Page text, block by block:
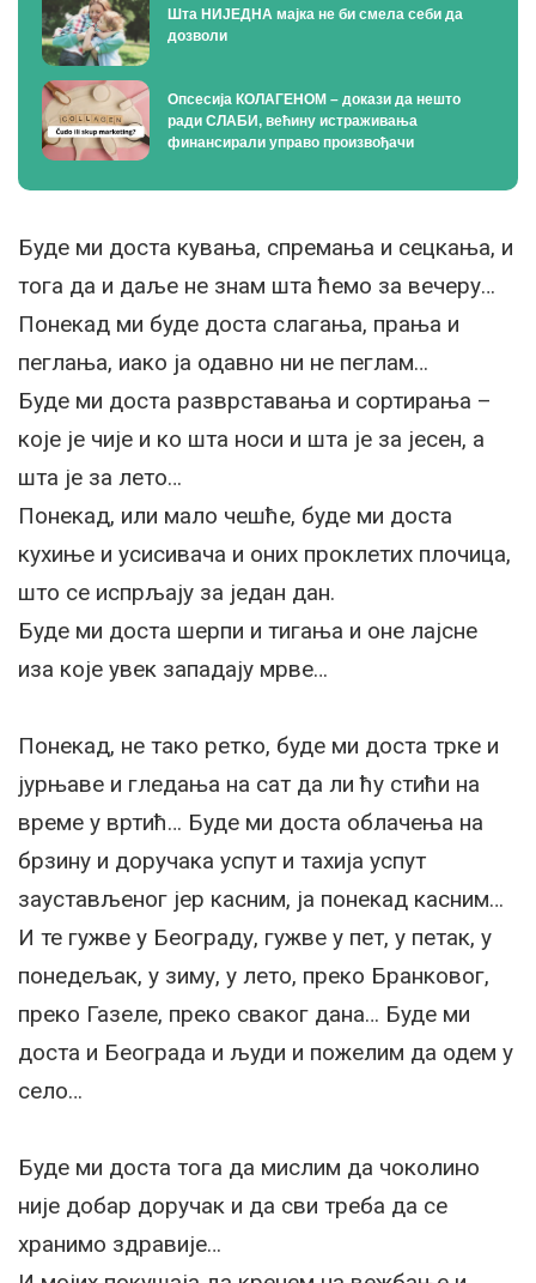
Шта НИЈЕДНА мајка не би смела себи да
дозволи
Опсесија КОЛАГЕНОМ – докази да нешто
ради СЛАБИ, већину истраживања
финансирали управо произвођачи
Буде ми доста кувања, спремања и сецкања, и
тога да и даље не знам шта ћемо за вечеру…
Понекад ми буде доста слагања, прања и
пеглања, иако ја одавно ни не пеглам…
Буде ми доста разврставања и сортирања –
које је чије и ко шта носи и шта је за јесен, а
шта је за лето…
Понекад, или мало чешће, буде ми доста
кухиње и усисивача и оних проклетих плочица,
што се испрљају за један дан.
Буде ми доста шерпи и тигања и оне лајсне
иза које увек западају мрве…
Понекад, не тако ретко, буде ми доста трке и
јурњаве и гледања на сат да ли ћу стићи на
време у вртић… Буде ми доста облачења на
брзину и доручака успут и таxија успут
заустављеног јер касним, ја понекад касним…
И те гужве у Београду, гужве у пет, у петак, у
понедељак, у зиму, у лето, преко Бранковог,
преко Газеле, преко сваког дана… Буде ми
доста и Београда и људи и пожелим да одем у
село…
Буде ми доста тога да мислим да чоколино
није добар доручак и да сви треба да се
хранимо здравије…